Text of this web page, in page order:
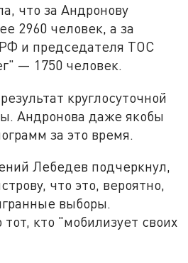
что за Андронову
2960 человек, а за
и председателя ТОС
— 1750 человек.
круглосуточной
Андронова даже якобы
за это время.
Лебедев подчеркнул,
что это, вероятно,
выборы.
кто "мобилизует своих